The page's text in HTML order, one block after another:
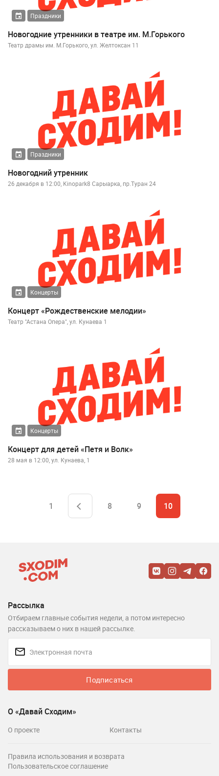
Праздники
Новогодние утренники в театре им. М.Горького
Театр драмы им. М.Горького, ул. Желтоксан 11
Праздники
Новогодний утренник
26 декабря в 12:00, Kinopark8 Сарыарка, пр.Туран 24
Концерты
Концерт «Рождественские мелодии»
Театр "Астана Опера", ул. Кунаева 1
Концерты
Концерт для детей «Петя и Волк»
28 мая в 12:00, ул. Кунаева, 1
1 8 9 10
Рассылка
Отбираем главные события недели, а потом интересно
рассказываем о них в нашей рассылке.
Подписаться
О «Давай Сходим»
О проекте Контакты
Правила использования и возврата
Пользовательское соглашение